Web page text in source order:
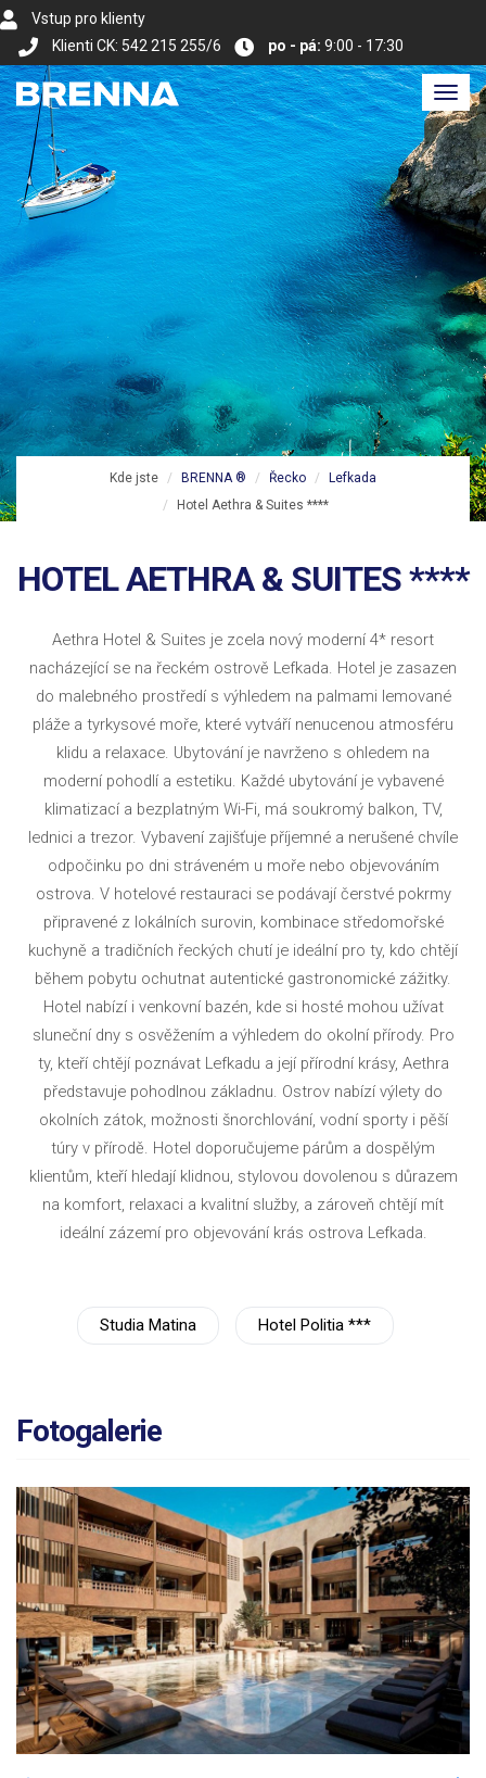
Vstup pro klienty
Klienti CK: 542 215 255/6
po - pá: 9:00 - 17:30
Kde jste BRENNA ® Řecko
Lefkada
Hotel Aethra & Suites ****
HOTEL AETHRA & SUITES ****
Aethra Hotel & Suites je zcela nový moderní 4* resort
nacházející se na řeckém ostrově Lefkada. Hotel je zasazen
do malebného prostředí s výhledem na palmami lemované
pláže a tyrkysové moře, které vytváří nenucenou atmosféru
klidu a relaxace. Ubytování je navrženo s ohledem na
moderní pohodlí a estetiku. Každé ubytování je vybavené
klimatizací a bezplatným Wi-Fi, má soukromý balkon, TV,
lednici a trezor. Vybavení zajišťuje příjemné a nerušené chvíle
odpočinku po dni stráveném u moře nebo objevováním
ostrova. V hotelové restauraci se podávají čerstvé pokrmy
připravené z lokálních surovin, kombinace středomořské
kuchyně a tradičních řeckých chutí je ideální pro ty, kdo chtějí
během pobytu ochutnat autentické gastronomické zážitky.
Hotel nabízí i venkovní bazén, kde si hosté mohou užívat
sluneční dny s osvěžením a výhledem do okolní přírody. Pro
ty, kteří chtějí poznávat Lefkadu a její přírodní krásy, Aethra
představuje pohodlnou základnu. Ostrov nabízí výlety do
okolních zátok, možnosti šnorchlování, vodní sporty i pěší
túry v přírodě. Hotel doporučujeme párům a dospělým
klientům, kteří hledají klidnou, stylovou dovolenou s důrazem
na komfort, relaxaci a kvalitní služby, a zároveň chtějí mít
ideální zázemí pro objevování krás ostrova Lefkada.
Studia Matina Hotel Politia ***
Fotogalerie